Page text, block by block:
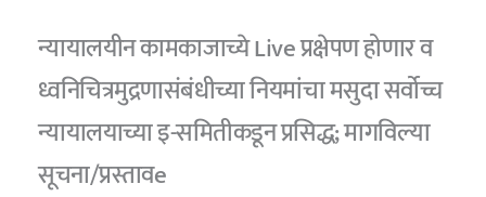
न्यायालयीन कामकाजाच्ये Live प्रक्षेपण होणार व
ध्वनिचित्रमुद्रणासंबंधीच्या नियमांचा मसुदा सर्वोच्च
न्यायालयाच्या इ-समितीकडून प्रसिद्ध; मागविल्या
सूचना/प्रस्तावe